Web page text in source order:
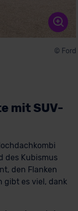
© Ford
mit SUV-
des Kubismus
den Flanken
gibt es viel, dank